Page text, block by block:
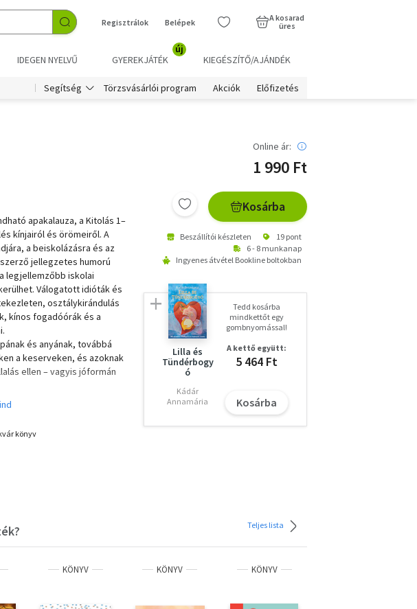
Regisztrálok Belépek
A kosarad
üres
IDEGEN NYELVŰ GYEREKJÁTÉK
új
KIEGÉSZÍTŐ/AJÁNDÉK
Segítség Törzsvásárlói program Akciók Előfizetés
apakalauza, a Kitolás 1–
kínjairól és örömeiről. A
a beiskolázásra és az
jellegzetes humorú
legjellemzőbb iskolai
Válogatott idióták és
osztálykirándulás
kínos fogadóórák és a
és anyának, továbbá
a keserveken, és azoknak
ellen – vagyis jóformán
mintha visszajöttek volna
könyv
Online ár:
1 990 Ft
Kosárba
Beszállítói készleten
19 pont
6 - 8 munkanap
Ingyenes átvétel Bookline boltokban
Lilla és
Tündérbogy
ó
Kádár
Annamária
Tedd kosárba
mindkettőt egy
gombnyomással!
A kettő együtt:
5 464 Ft
Kosárba
Teljes lista
KÖNYV KÖNYV KÖNYV